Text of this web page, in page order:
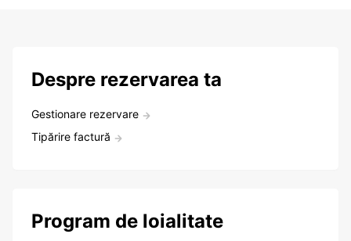
Despre rezervarea ta
Gestionare rezervare
Tipărire factură
Program de loialitate